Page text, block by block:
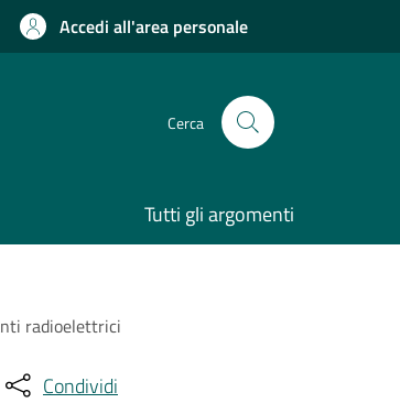
Accedi all'area personale
Cerca
Tutti gli argomenti
radioelettrici
Condividi